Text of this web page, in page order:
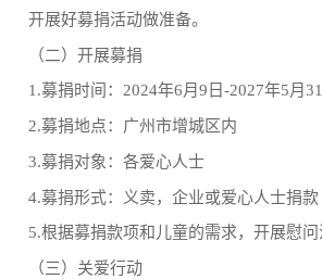
开展好募捐活动做准备。
（二）开展募捐
1.募捐时间：2024年6月9日-2027年5月
2.募捐地点：广州市增城区内
3.募捐对象：各爱心人士
4.募捐形式：义卖，企业或爱心人士捐款
5.根据募捐款项和儿童的需求，开展慰问
（三）关爱行动